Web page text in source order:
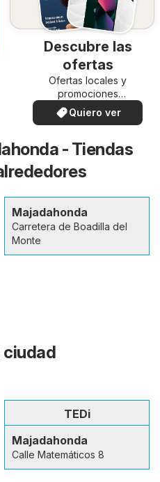
Descubre las
ofertas
Ofertas locales y
promociones
especiales.
Quiero ver
- Tiendas
Majadahonda
Carretera de Boadilla del
Monte
ciudad
TEDi
Majadahonda
Calle Matemáticos 8